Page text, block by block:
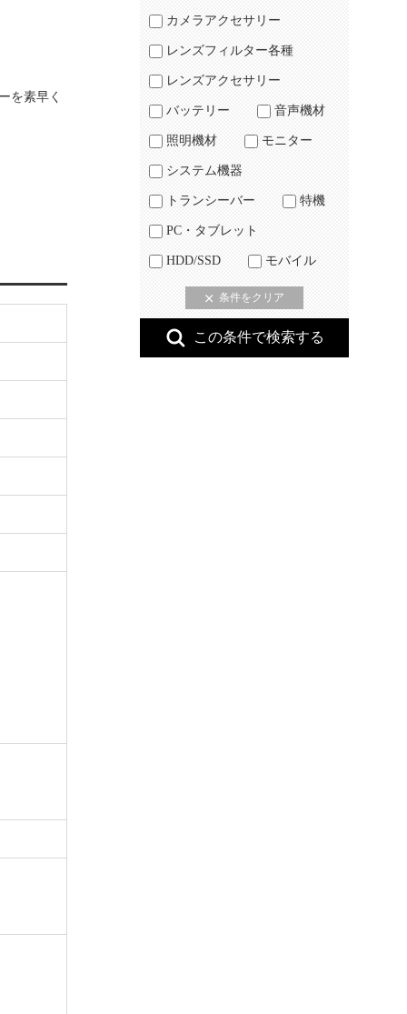
を素早く
カメラアクセサリー
レンズフィルター各種
レンズアクセサリー
バッテリー 音声機材
照明機材 モニター
システム機器
トランシーバー 特機
PC・タブレット
HDD/SSD モバイル